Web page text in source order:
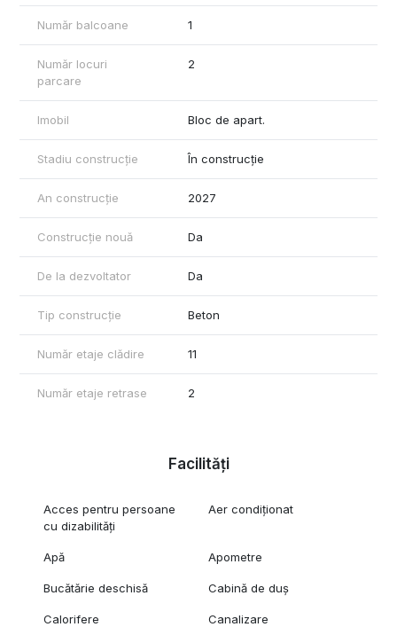
Număr balcoane 1
Număr locuri
parcare
2
Imobil Bloc de apart.
Stadiu construcție În construcție
An construcție 2027
Construcție nouă Da
De la dezvoltator Da
Tip construcție Beton
Număr etaje clădire 11
Număr etaje retrase 2
Facilități
Acces pentru persoane
cu dizabilități
Aer condiționat
Apă Apometre
Bucătărie deschisă Cabină de duș
Calorifere Canalizare